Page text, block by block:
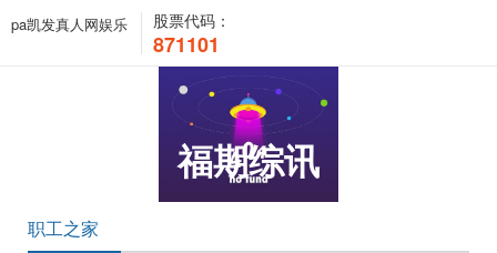
pa凯发真人网娱乐 股票代码：
871101
福期综讯
职工之家